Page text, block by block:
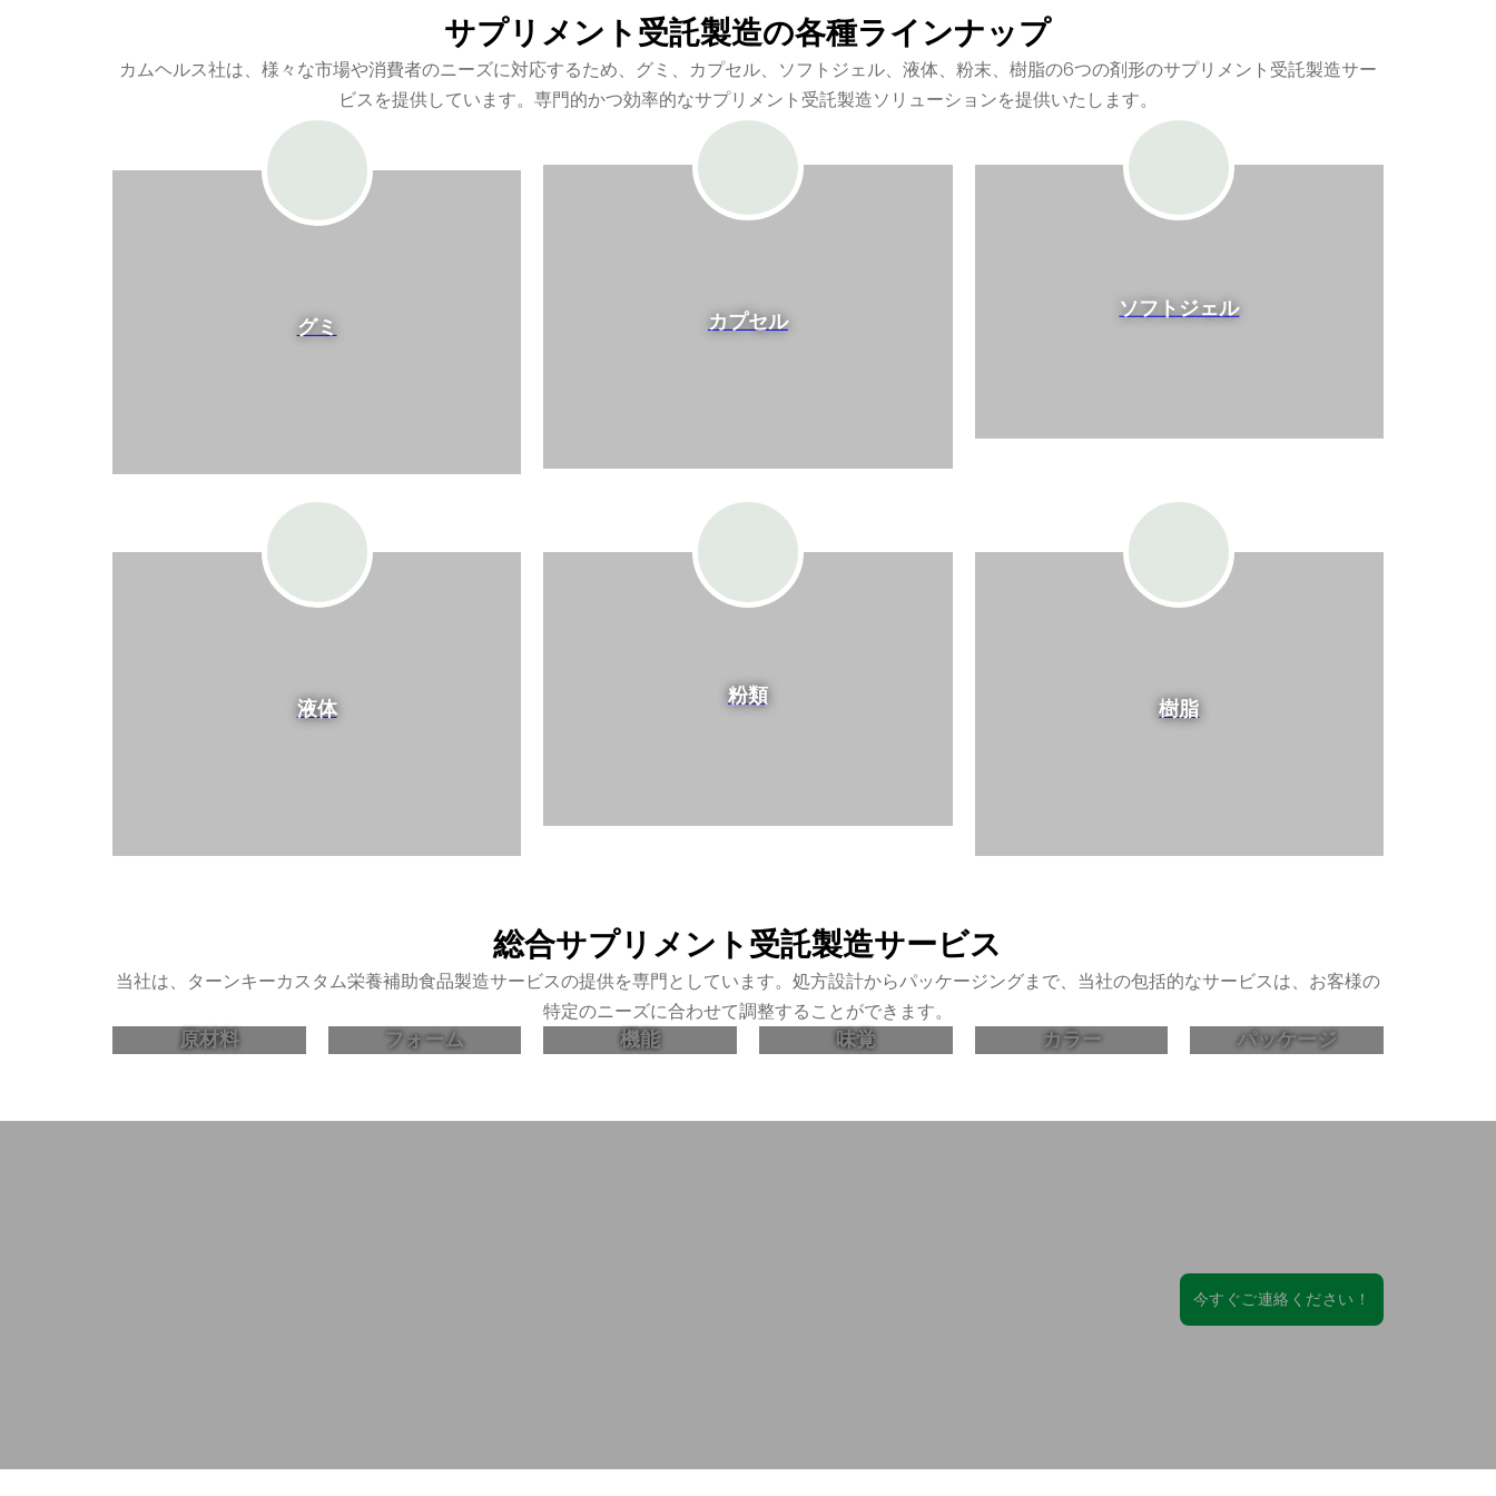
サプリメント受託製造の各種ラインナップ
カムヘルス社は、様々な市場や消費者のニーズに対応するため、グミ、カプセル、ソフトジェル、液体、粉末、樹脂の6つの剤形のサプリメント受託製造サー
ビスを提供しています。専門的かつ効率的なサプリメント受託製造ソリューションを提供いたします。
グミ カプセル ソフトジェル
液体 粉類 樹脂
総合サプリメント受託製造サービス
当社は、ターンキーカスタム栄養補助食品製造サービスの提供を専門としています。処方設計からパッケージングまで、当社の包括的なサービスは、お客様の
特定のニーズに合わせて調整することができます。
原材料 フォーム 機能 味覚 カラー パッケージ
今すぐご連絡ください！